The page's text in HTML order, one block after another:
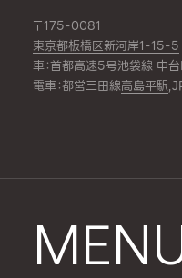
〒175-0081
東京都板橋区新河岸1-15-5
車：首都高速5号池袋線 中
電車：都営三田線高島平駅